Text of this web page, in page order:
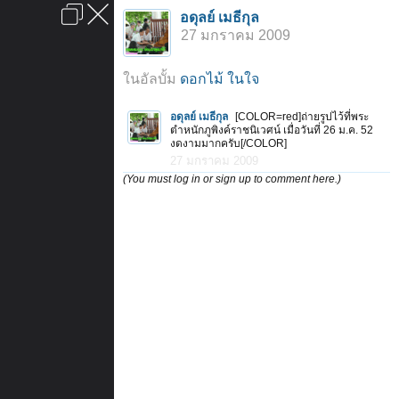
เข้าสู่ระบบหรือลงทะเบียน
ลงโฆษณา ติดต่อเรา ช่วยเหลือ หน้าหลัก
อดุลย์ เมธีกุล
27 มกราคม 2009
ในอัลบั้ม ดอกไม้ ในใจ
อดุลย์ เมธีกุล
[COLOR=red]ถ่ายรูปไว้ที่พระ
ตำหนักภูพิงค์ราชนิเวศน์ เมื่อวันที่ 26 ม.ค. 52
งดงามมากครับ[/COLOR]
27 มกราคม 2009
(You must log in or sign up to comment here.)